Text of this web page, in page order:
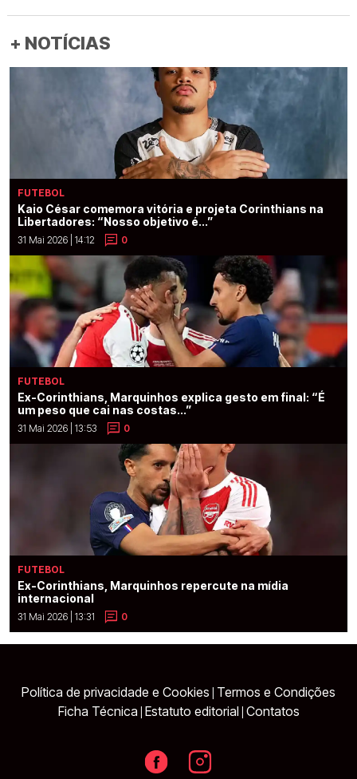
+ NOTÍCIAS
FUTEBOL
Kaio César comemora vitória e projeta Corinthians na
Libertadores: “Nosso objetivo é...”
31 Mai 2026 | 14:12 0
FUTEBOL
Ex-Corinthians, Marquinhos explica gesto em final: “É
um peso que cai nas costas...”
31 Mai 2026 | 13:53 0
FUTEBOL
Ex-Corinthians, Marquinhos repercute na mídia
internacional
31 Mai 2026 | 13:31 0
Política de privacidade e Cookies Termos e Condições
Ficha Técnica Estatuto editorial Contatos